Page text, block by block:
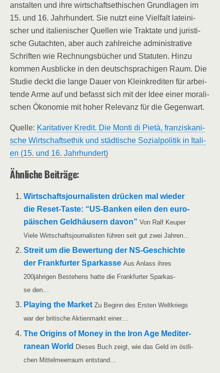
an­stal­ten und ihre wirt­schafts­ethi­schen Grund­la­gen im
15. und 16. Jahr­hun­dert. Sie nutzt eine Viel­falt latei­ni­
scher und ita­lie­ni­scher Quel­len wie Trak­ta­te und juris­ti­
sche Gut­ach­ten, aber auch zahl­rei­che admi­nis­tra­ti­ve
Schrif­ten wie Rech­nungs­bü­cher und Sta­tu­ten. Hin­zu
kom­men Aus­bli­cke in den deutsch­spra­chi­gen Raum. Die
Stu­die deckt die lan­ge Dau­er von Klein­kre­di­ten für arbei­
ten­de Arme auf und befasst sich mit der Idee einer mora­li­
schen Öko­no­mie mit hoher Rele­vanz für die Gegenwart.
Quel­le: Kari­ta­ti­ver Kre­dit. Die Mon­ti di Pie­tà, fran­zis­ka­ni­
sche Wirt­schafts­ethik und städ­ti­sche Sozi­al­po­li­tik in Ita­li­
en (15. und 16. Jahrhundert)
Ähn­li­che Beiträge:
Wirt­schafts­jour­na­lis­ten drü­cken mal wie­der
die Reset-Tas­­te: “US-Ban­ken eilen den euro­
päi­schen Geld­häu­sern davon” Von Ralf Keu­per
Vie­le Wirt­schafts­jour­na­lis­ten füh­ren seit gut zwei Jahren…
Streit um die Bewer­tung der NS-Geschich­­te
der Frank­fur­ter Spar­kas­se Aus Anlass ihres
200jährigen Bestehens hat­te die Frank­fur­ter Spar­kas­
se den…
Play­ing the Mar­ket Zu Beginn des Ers­ten Welt­kriegs
war der bri­ti­sche Akti­en­markt einer…
The Ori­g­ins of Money in the Iron Age Medi­ter­
ra­ne­an World Die­ses Buch zeigt, wie das Geld im öst­li­
chen Mit­tel­meer­raum entstand…